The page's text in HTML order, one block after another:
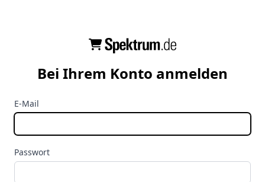
Bei Ihrem Konto anmelden
E-Mail
Passwort